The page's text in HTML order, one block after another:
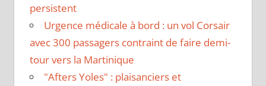
persistent
Urgence médicale à bord : un vol Corsair
avec 300 passagers contraint de faire demi-
tour vers la Martinique
"Afters Yoles" : plaisanciers et